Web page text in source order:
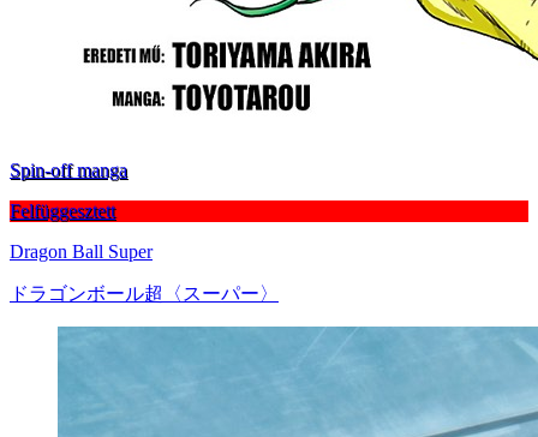
Spin-off manga
Felfüggesztett
Dragon Ball Super
ドラゴンボール超〈スーパー〉